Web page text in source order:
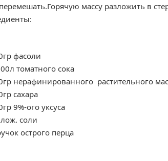
массу разложить в
фасоли
томатного сока
нерафинированного растительного
сахара
9%-ого уксуса
соли
острого перца